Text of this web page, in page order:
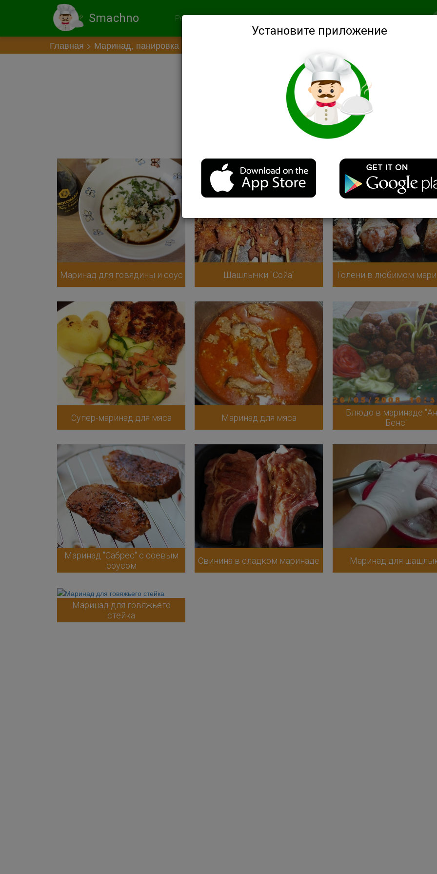
Smachno Рекомендованное Подобрать по ингредиентам Советы Войти
Главная Маринад, панировка
Установите приложение
Маринад для говядины и соус Шашлычки "Сойа" Голени в любимом
Супер-маринад для мяса Маринад для мяса
Блюдо в маринаде
Бенс"
Маринад "Сабрес" с соевым
соусом
Свинина в сладком маринаде Маринад для
Маринад для говяжьего
стейка